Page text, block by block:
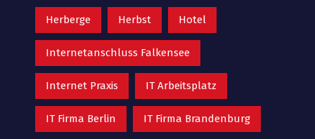
Herberge Herbst Hotel
Internetanschluss Falkensee
Internet Praxis IT Arbeitsplatz
IT Firma Berlin IT Firma Brandenburg